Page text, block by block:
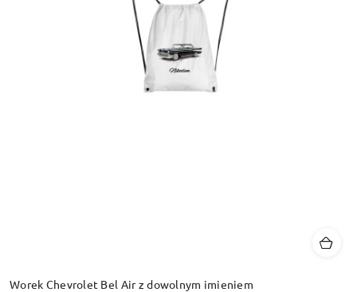
Worek Chevrolet Bel Air z dowolnym imieniem